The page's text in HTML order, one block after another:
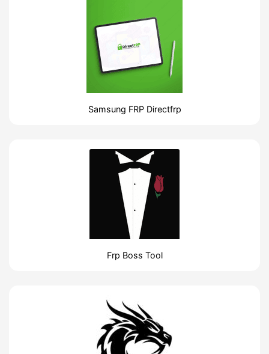
Samsung FRP Directfrp
Frp Boss Tool